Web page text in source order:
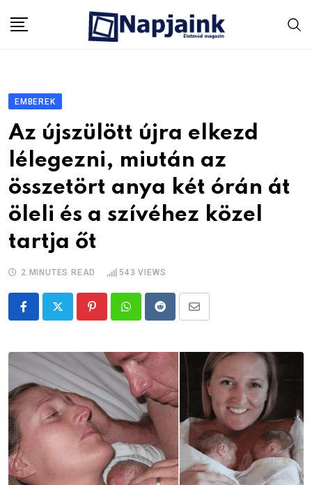
EMBEREK
Az újszülött újra elkezd
lélegezni, miután az
összetört anya két órán át
öleli és a szívéhez közel
tartja őt
2 MINUTES READ 543 VIEWS
PinterestWhatsappRedditShare
Email